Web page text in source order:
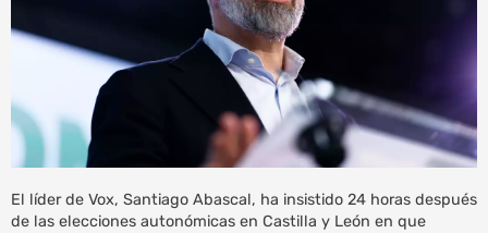
El líder de Vox, Santiago Abascal, ha insistido 24 horas después
de las elecciones autonómicas en Castilla y León en que